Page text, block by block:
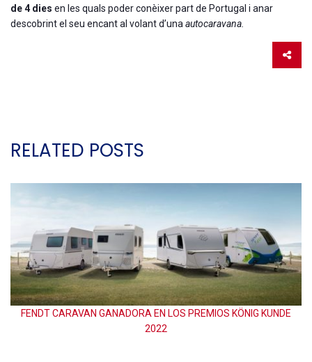
de 4 dies en les quals poder conèixer part de Portugal i anar
descobrint el seu encant al volant d’unaautocaravana.
RELATED POSTS
FENDT CARAVAN GANADORA EN LOS PREMIOS KÖNIG KUNDE
2022